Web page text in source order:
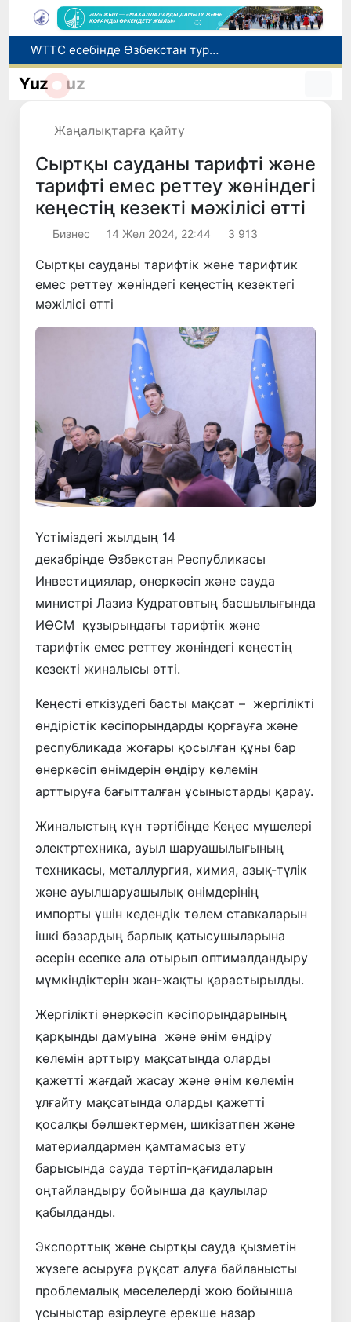
Мүмкіндігі шектеулі талапкерлерге қабылдау емтихандарында қосымша уақыт беріледі
Беларусьтен Өзбекстанға екінші тікелей жүк пойызы жөнелтілді
Yuz uz
Жаңалықтарға қайту
Сыртқы сауданы тарифті және
тарифті емес реттеу жөніндегі
кеңестің кезекті мәжілісі өтті
Бизнес 14 Жел 2024, 22:44 3 913
Сыртқы сауданы тарифтік және тарифтик
емес реттеу жөніндегі кеңестің кезектегі
мәжілісі өтті
Үстіміздегі жылдың 14
декабрінде Өзбекстан Республикасы
Инвестициялар, өнеркәсіп және сауда
министрі Лазиз Кудратовтың басшылығында
ИӨСМ құзырындағы тарифтік және
тарифтік емес реттеу жөніндегі кеңестің
кезекті жиналысы өтті.
Кеңесті өткізудегі басты мақсат – жергілікті
өндірістік кәсіпорындарды қорғауға және
республикада жоғары қосылған құны бар
өнеркәсіп өнімдерін өндіру көлемін
арттыруға бағытталған ұсыныстарды қарау.
Жиналыстың күн тәртібінде Кеңес мүшелері
электртехника, ауыл шаруашылығының
техникасы, металлургия, химия, азық-түлік
және ауылшаруашылық өнімдерінің
импорты үшін кедендік төлем ставкаларын
ішкі базардың барлық қатысушыларына
әсерін есепке ала отырып оптималдандыру
мүмкіндіктерін жан-жақты қарастырылды.
Жергілікті өнеркәсіп кәсіпорындарының
қарқынды дамуына және өнім өндіру
көлемін арттыру мақсатында оларды
қажетті жағдай жасау және өнім көлемін
ұлғайту мақсатында оларды қажетті
қосалқы бөлшектермен, шикізатпен және
материалдармен қамтамасыз ету
барысында сауда тәртіп-қағидаларын
оңтайландыру бойынша да қаулылар
қабылданды.
Экспорттық және сыртқы сауда қызметін
жүзеге асыруға рұқсат алуға байланысты
проблемалық мәселелерді жою бойынша
ұсыныстар әзірлеуге ерекше назар